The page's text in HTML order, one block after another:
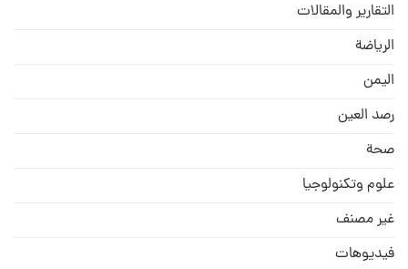
التقارير والمقالات
الریاضة
الیمن
رصد العین
صحة
علوم وتكنولوجيا
غير مصنف
فيديوهات